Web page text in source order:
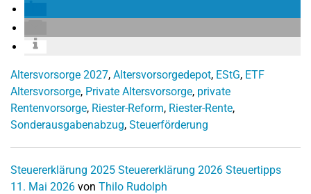
Altersvorsorge 2027, Altersvorsorgedepot, EStG, ETF
Altersvorsorge, Private Altersvorsorge, private
Rentenvorsorge, Riester-Reform, Riester-Rente,
Sonderausgabenabzug, Steuerförderung
Steuererklärung 2025 Steuererklärung 2026 Steuertipps
11. Mai 2026 von Thilo Rudolph